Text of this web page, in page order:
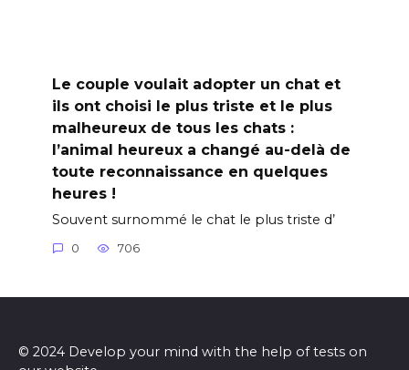
Le couple voulait adopter un chat et
ils ont choisi le plus triste et le plus
malheureux de tous les chats :
l’animal heureux a changé au-delà de
toute reconnaissance en quelques
heures !
Souvent surnommé le chat le plus triste d’
0 706
© 2024 Develop your mind with the help of tests on